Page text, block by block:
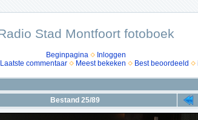
Stad Montfoort fotoboek
Beginpagina
Inloggen
Laatste commentaar Meest bekeken Best beoordeeld
Bestand 25/89